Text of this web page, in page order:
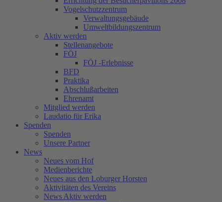
Vogelschutzzentrum
Verwaltungsgebäude
Umweltbildungszentrum
Aktiv werden
Stellenangebote
FÖJ
FÖJ -Erlebnisse
BFD
Praktika
Abschlußarbeiten
Ehrenamt
Mitglied werden
Laudatio für Erika
Spenden
Spenden
Unsere Partner
News
Neues vom Hof
Medienberichte
Neues aus den Loburger Horsten
Aktivitäten des Vereins
News Aktiv werden